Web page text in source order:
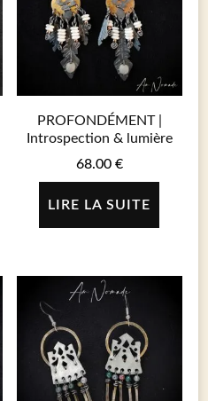
PROFONDÉMENT |
Introspection & lumière
68.00 €
LIRE LA SUITE